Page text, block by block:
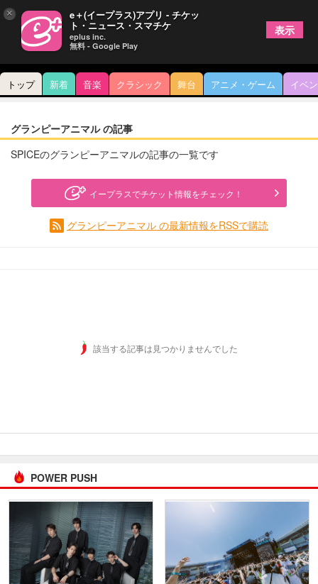
トップ 新着 音楽 クラシック 舞台 アニメ・ゲーム イベ
グランピーアニマル の記事
SPICEのグランピーアニマルの記事の一覧です
イープラスでチケット情報をチェック！
グランピーアニマル の最新情報をRSSで購読
該当する記事は見つかりませんでした
POWER PUSH
× e＋(イープラス)アプリ - チケッ
ト・ニュース・スマチケ
eplus inc.
無料 - Google Play
表示